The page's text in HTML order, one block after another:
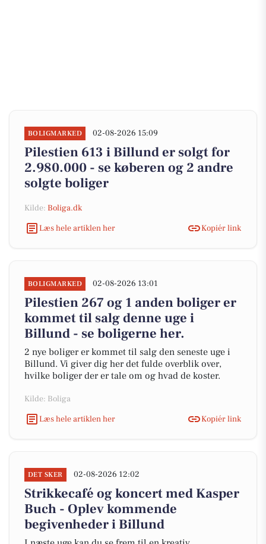
BOLIGMARKED 02-08-2026 15:09
Pilestien 613 i Billund er solgt for
2.980.000 - se køberen og 2 andre
solgte boliger
Kilde: Boliga.dk
Læs hele artiklen her
Kopiér link
BOLIGMARKED 02-08-2026 13:01
Pilestien 267 og 1 anden boliger er
kommet til salg denne uge i
Billund - se boligerne her.
2 nye boliger er kommet til salg den seneste uge i
Billund. Vi giver dig her det fulde overblik over,
hvilke boliger der er tale om og hvad de koster.
Kilde: Boliga
Læs hele artiklen her
Kopiér link
DET SKER 02-08-2026 12:02
Strikkecafé og koncert med Kasper
Buch - Oplev kommende
begivenheder i Billund